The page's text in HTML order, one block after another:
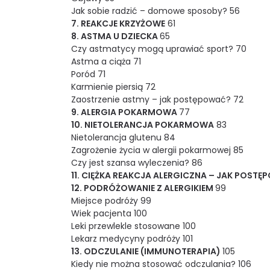
Jak sobie radzić – domowe sposoby? 56
7. REAKCJE KRZYŻOWE 61
8. ASTMA U DZIECKA65
Czy astmatycy mogą uprawiać sport? 70
Astma a ciąża 71
Poród 71
Karmienie piersią 72
Zaostrzenie astmy – jak postępować? 72
9. ALERGIA POKARMOWA 77
10. NIETOLERANCJA POKARMOWA 83
Nietolerancja glutenu 84
Zagrożenie życia w alergii pokarmowej 85
Czy jest szansa wyleczenia? 86
11. CIĘŻKA REAKCJA ALERGICZNA – JAK
12. PODRÓŻOWANIE Z ALERGIKIEM 99
Miejsce podróży 99
Wiek pacjenta 100
Leki przewlekle stosowane 100
Lekarz medycyny podróży 101
13. ODCZULANIE (IMMUNOTERAPIA) 105
Kiedy nie można stosować odczulania? 106